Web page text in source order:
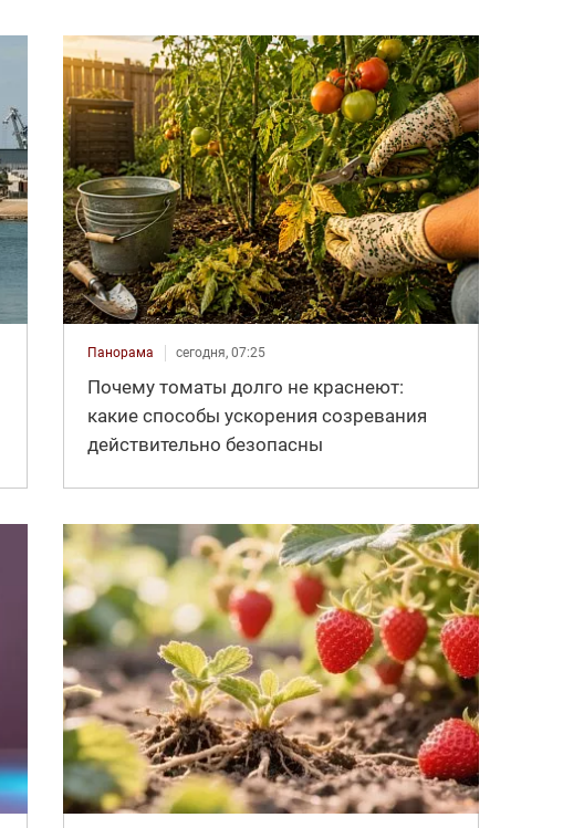
Панорама сегодня, 07:25
Почему томаты долго не краснеют:
какие способы ускорения созревания
действительно безопасны